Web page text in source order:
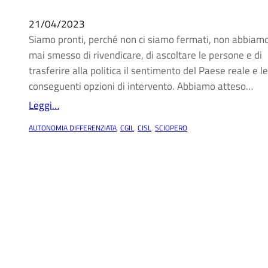
21/04/2023
Siamo pronti, perché non ci siamo fermati, non
mai smesso di rivendicare, di ascoltare le persone e di
trasferire alla politica il sentimento del Paese reale e le
conseguenti opzioni di intervento. Abbiamo atteso…
Leggi…
AUTONOMIA DIFFERENZIATA, CGIL, CISL, SCIOPERO